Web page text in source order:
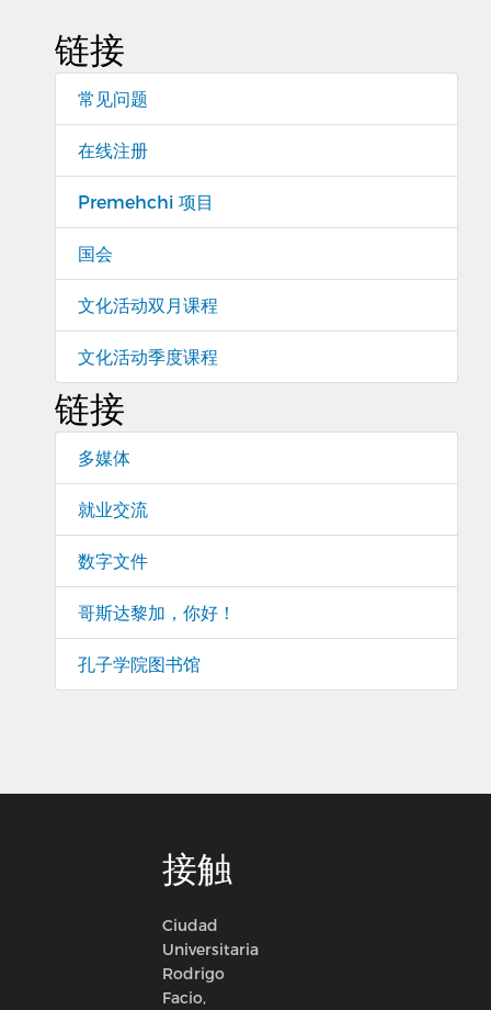
链接
常见问题
在线注册
Premehchi 项目
国会
文化活动双月课程
文化活动季度课程
链接
多媒体
就业交流
数字文件
哥斯达黎加，你好！
孔子学院图书馆
接触
Ciudad
Universitaria
Rodrigo
Facio,